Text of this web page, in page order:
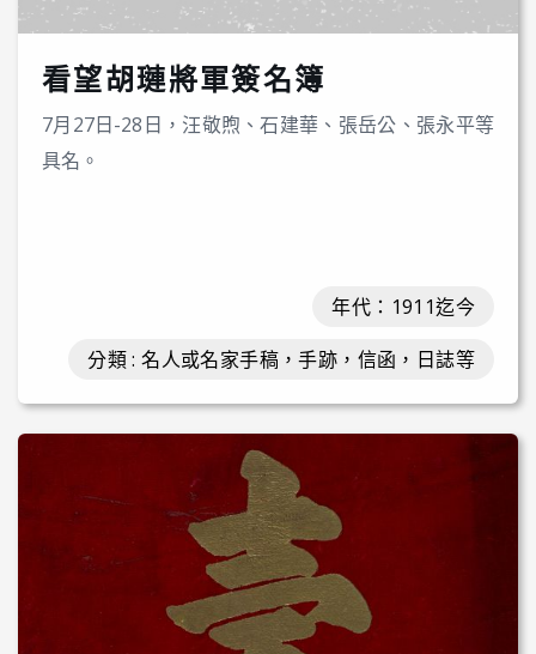
看望胡璉將軍簽名簿
7月27日-28日，汪敬煦、石建華、張岳公、張永平等
具名。
年代：1911迄今
分類 : 名人或名家手稿，手跡，信函，日誌等